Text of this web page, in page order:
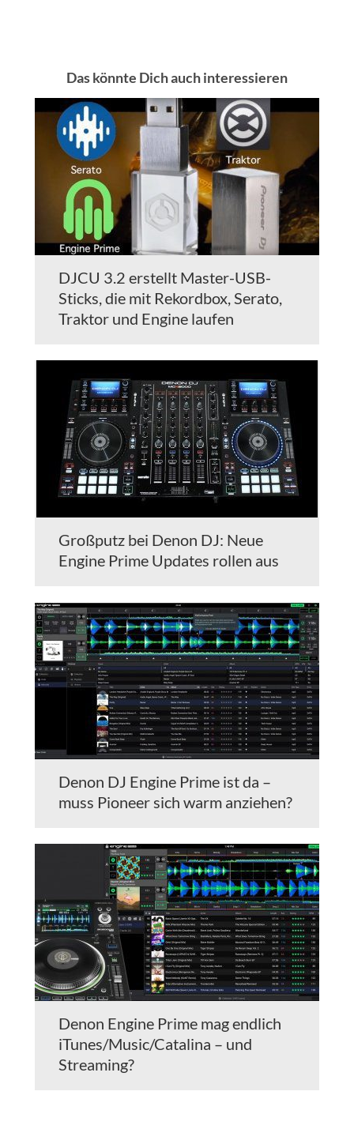
Das könnte Dich auch interessieren
DJCU 3.2 erstellt Master-USB-
Sticks, die mit Rekordbox, Serato,
Traktor und Engine laufen
Großputz bei Denon DJ: Neue
Engine Prime Updates rollen aus
Denon DJ Engine Prime ist da –
muss Pioneer sich warm anziehen?
Denon Engine Prime mag endlich
iTunes/Music/Catalina – und
Streaming?